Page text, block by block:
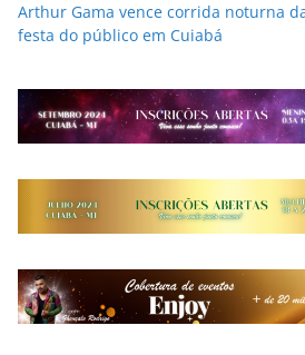
Arthur Gama vence corrida noturna
festa do público em Cuiabá